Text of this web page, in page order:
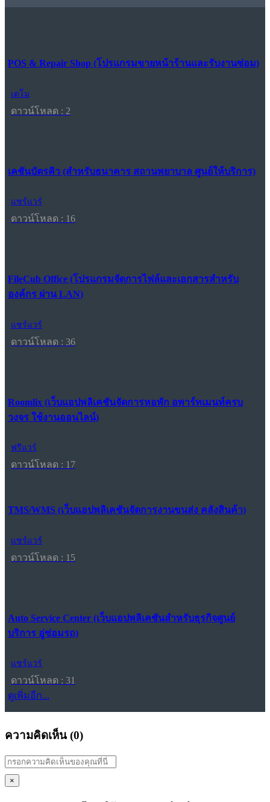
POS & Repair Shop (โปรแกรมขายหน้าร้านและรับงานซ่อม)
เดโม
ดาวน์โหลด : 2
เคชันบัตรคิว (สำหรับธนาคาร สถานพยาบาล ศูนย์ให้บริการ)
แชร์แวร์
ดาวน์โหลด : 16
FileCub Office (โปรแกรมจัดการไฟล์และเอกสารสำหรับ
องค์กร ผ่าน LAN)
แชร์แวร์
ดาวน์โหลด : 36
Roomlix (เว็บแอปพลิเคชันจัดการหอพัก อพาร์ทเมนท์ครบ
วงจร ใช้งานออนไลน์)
ฟรีแวร์
ดาวน์โหลด : 17
TMS/WMS (เว็บแอปพลิเคชันจัดการงานขนส่ง คลังสินค้า)
แชร์แวร์
ดาวน์โหลด : 15
Auto Service Center (เว็บแอปพลิเคชันสำหรับธุรกิจศูนย์
บริการ อู่ซ่อมรถ)
แชร์แวร์
ดาวน์โหลด : 31
ดูเพิ่มอีก...
ความคิดเห็น (0)
×